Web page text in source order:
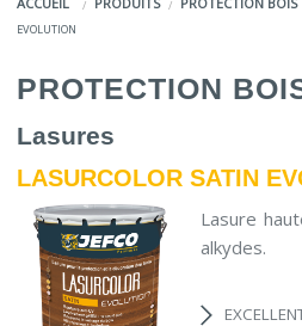
EVOLUTION
PROTECTION
Lasures
LASURCOLOR SATIN
Lasure
alkydes.